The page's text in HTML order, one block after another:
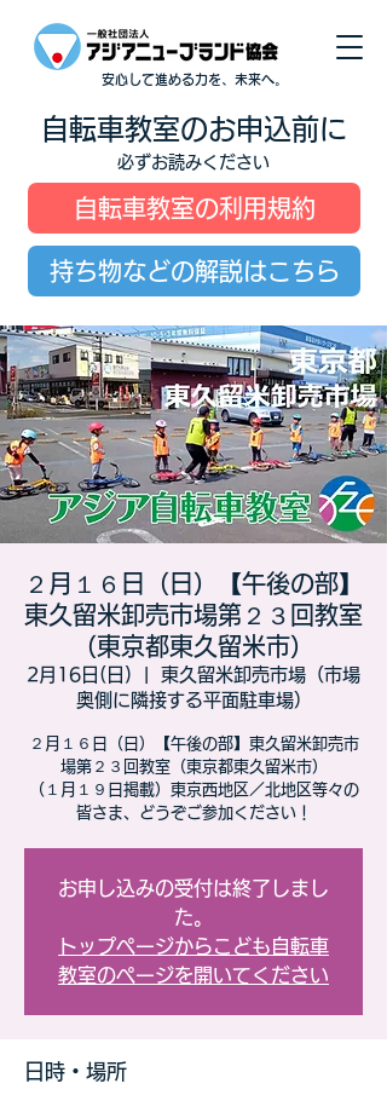
安心して進める力を、未来へ。
自転車教室のお申込前に
必ずお読みください
自転車教室の利用規約
持ち物などの解説はこちら
２月１６日（日）【午後の部】
東久留米卸売市場第２３回教室
（東京都東久留米市）
2月16日(日)
東久留米卸売市場（市場
奥側に隣接する平面駐車場）
２月１６日（日）【午後の部】東久留米卸売市
場第２３回教室（東京都東久留米市）
（１月１９日掲載）東京西地区／北地区等々の
皆さま、どうぞご参加ください！
お申し込みの受付は終了しまし
た。
トップページからこども自転車
教室のページを開いてください
日時・場所